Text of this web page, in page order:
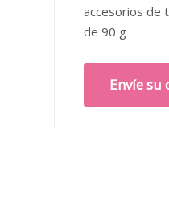
accesorios de
de 90 g
Envíe su